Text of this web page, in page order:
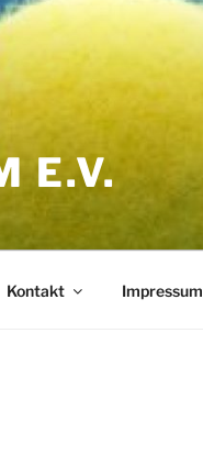
E.V.
Kontakt Impressum